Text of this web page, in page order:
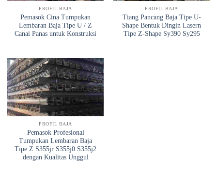
PROFIL BAJA
Pemasok Cina Tumpukan
Lembaran Baja Tipe U / Z
Canai Panas untuk Konstruksi
PROFIL BAJA
Tiang Pancang Baja Tipe U-
Shape Bentuk Dingin Lasern
Tipe Z-Shape Sy390 Sy295
PROFIL BAJA
Pemasok Profesional
Tumpukan Lembaran Baja
Tipe Z S355jr S355j0 S355j2
dengan Kualitas Unggul